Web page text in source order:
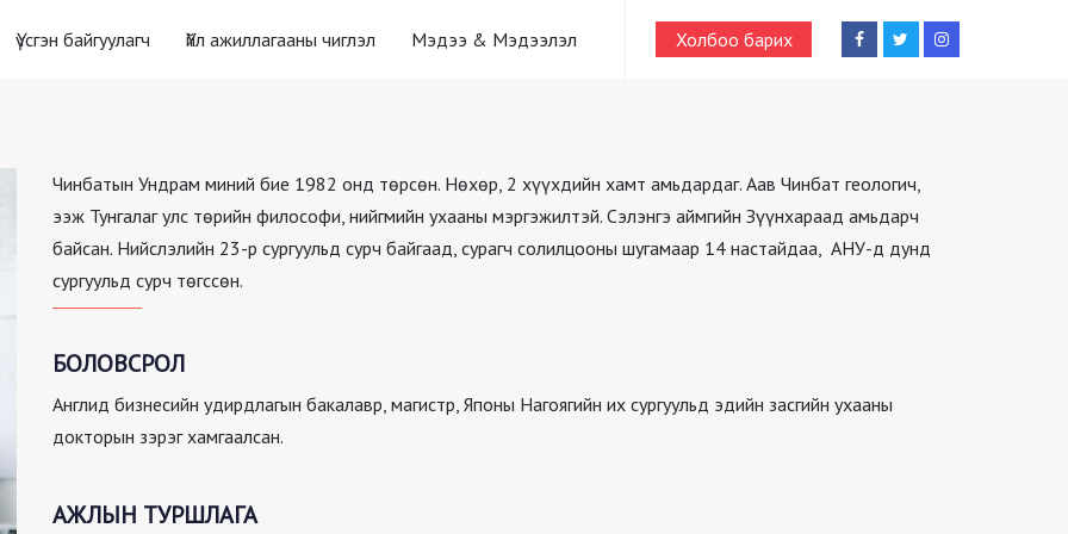
Үүсгэн байгуулагч Үйл ажиллагааны чиглэл Мэдээ & Мэдээлэл Холбоо барих
Чинбатын Ундрам миний бие 1982 онд төрсөн. Нөхөр, 2 хүүхдийн хамт амьдардаг. Аав Чинбат геологич,
ээж Тунгалаг улс төрийн философи, нийгмийн ухааны мэргэжилтэй. Сэлэнгэ аймгийн Зүүнхараад амьдарч
байсан. Нийслэлийн 23-р сургуульд сурч байгаад, сурагч солилцооны шугамаар 14 настайдаа, АНУ-д дунд
сургуульд сурч төгссөн.
БОЛОВСРОЛ
Англид бизнесийн удирдлагын бакалавр, магистр, Японы Нагоягийн их сургуульд эдийн засгийн ухааны
докторын зэрэг хамгаалсан.
АЖЛЫН ТУРШЛАГА